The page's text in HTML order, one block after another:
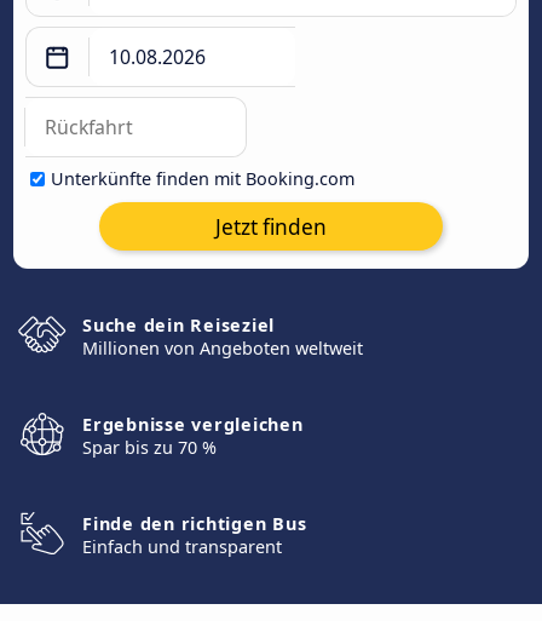
Unterkünfte finden mit Booking.com
Jetzt finden
Suche dein Reiseziel
Millionen von Angeboten weltweit
Ergebnisse vergleichen
Spar bis zu 70 %
Finde den richtigen Bus
Einfach und transparent